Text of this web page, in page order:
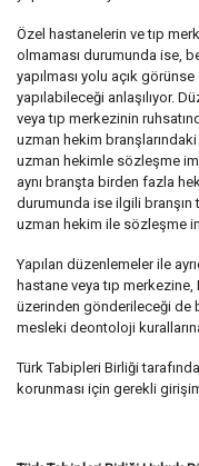
Özel hastanelerin ve tıp
olmaması durumunda ise,
yapılması yolu açık
yapılabileceği anlaşılıyor.
veya tıp merkezinin
uzman hekim branşlarındaki
uzman hekimle sözleşme
aynı branşta birden fazla
durumunda ise ilgili branşın
uzman hekim ile sözleşme
Yapılan düzenlemeler ile
hastane veya tıp
üzerinden gönderileceği de
mesleki deontoloji
Türk Tabipleri Birliği
korunması için gerekli